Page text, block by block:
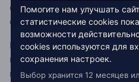
описывалось всё что
Вроде как прошло
попробовать полежать на
в комнату, то там была
Помогите нам улучшать
статистические cookies
возможности
cookies используются для
сохранения настроек.
Выбор хранится 12 месяцев